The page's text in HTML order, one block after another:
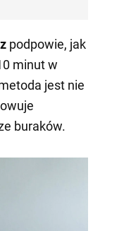
podpowie, jak
minut w
jest nie
buraków.